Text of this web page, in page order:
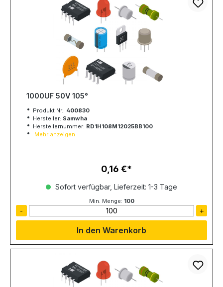
1000UF 50V 105°
Produkt Nr.: 400830
Hersteller: Samwha
Herstellernummer: RD1H108M12025BB100
Mehr anzeigen
Regulärer Preis:
0,16 €
Sofort verfügbar, Lieferzeit: 1-3 Tage
Min. Menge: 100
- +
In den Warenkorb